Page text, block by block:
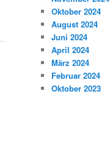
Oktober 2024
August 2024
Juni 2024
April 2024
März 2024
Februar 2024
Oktober 2023